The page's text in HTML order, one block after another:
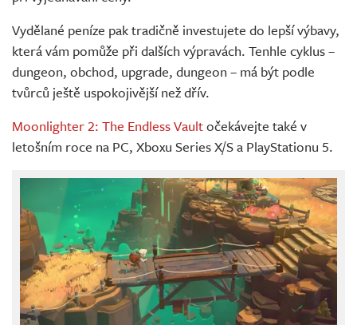
Vydělané peníze pak tradičně investujete do lepší výbavy,
která vám pomůže při dalších výpravách. Tenhle cyklus –
dungeon, obchod, upgrade, dungeon – má být podle
tvůrců ještě uspokojivější než dřív.
Moonlighter 2: The Endless Vaultočekávejte také v
letošním roce na PC, Xboxu Series X/S a PlayStationu 5.